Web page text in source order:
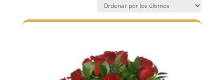
los
últimos